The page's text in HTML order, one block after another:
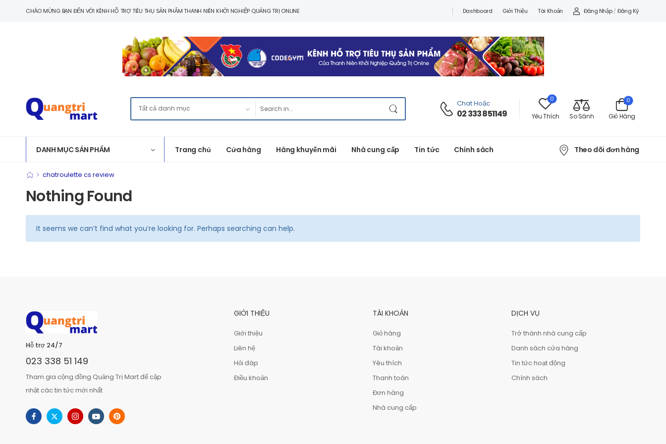
CHÀO MỪNG BẠN ĐẾN VỚI KÊNH HỖ TRỢ TIÊU THỤ SẢN PHẨM THANH NIÊN KHỞI NGHIỆP QUẢNG TRỊ ONLINE Dashboard Giới Thiệu Tài Khoản Đăng Nhập / Đăng Ký
Chat Hoặc :
02 333 851149
0
Yêu Thích So Sánh Giỏ Hàng
0
DANH MỤC SẢN PHẨM Trang chủ Cửa hàng Hàng khuyến mãi Nhà cung cấp Tin tức Chính sách Theo dõi đơn hàng
> chatroulette cs review
Nothing Found
It seems we can’t find what you’re looking for. Perhaps searching can help.
Hỗ trợ 24/7
023 338 51 149
Tham gia cộng đồng Quảng Trị Mart để cập
nhật các tin tức mới nhất
GIỚI THIỆU
Giới thiệu
Liên hệ
Hỏi đáp
Điều khoản
TÀI KHOẢN
Giỏ hàng
Tài khoản
Yêu thích
Thanh toán
Đơn hàng
Nhà cung cấp
DỊCH VỤ
Trở thành nhà cung cấp
Danh sách cửa hàng
Tin tức hoạt động
Chính sách